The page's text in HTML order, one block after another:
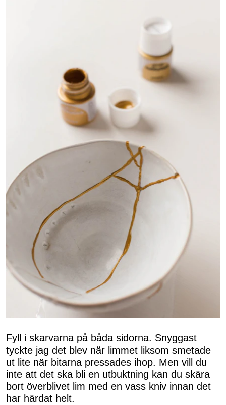
Fyll i skarvarna på båda sidorna. Snyggast
tyckte jag det blev när limmet liksom smetade
ut lite när bitarna pressades ihop. Men vill du
inte att det ska bli en utbuktning kan du skära
bort överblivet lim med en vass kniv innan det
har härdat helt.